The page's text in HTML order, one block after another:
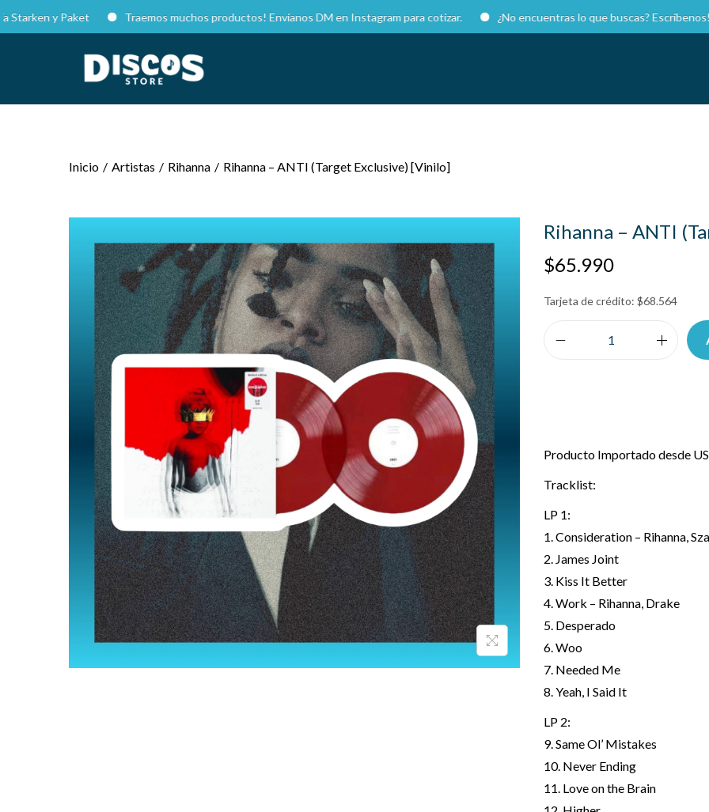
y Paket Traemos muchos productos! Envíanos DM en Instagram para cotizar. ¿No encuentras lo que buscas? Escríbenos!
Inicio / Artistas / Rihanna / Rihanna – ANTI (Target Exclusive) [Vinilo]
Rihanna – ANTI
$65.990
Tarjeta de crédito: $68.564
Producto Importado desde
Tracklist:
LP 1:
1. Consideration – Rihanna, Sza
2. James Joint
3. Kiss It Better
4. Work – Rihanna, Drake
5. Desperado
6. Woo
7. Needed Me
8. Yeah, I Said It
LP 2:
9. Same Ol’ Mistakes
10. Never Ending
11. Love on the Brain